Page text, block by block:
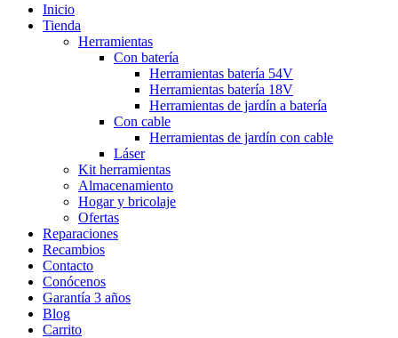
Inicio
Tienda
Herramientas
Con batería
Herramientas batería 54V
Herramientas batería 18V
Herramientas de jardín a batería
Con cable
Herramientas de jardín con cable
Láser
Kit herramientas
Almacenamiento
Hogar y bricolaje
Ofertas
Reparaciones
Recambios
Contacto
Conócenos
Garantía 3 años
Blog
Carrito